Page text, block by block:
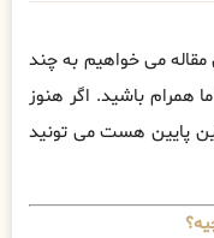
مقاله می خواهیم به چند
همرام باشید. اگر هنوز
پایین هست می تونید